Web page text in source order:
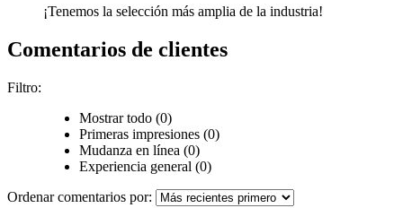
¡Tenemos la selección más amplia de la industria!
Comentarios de clientes
Filtro:
Mostrar todo (0)
Primeras impresiones (0)
Mudanza en línea (0)
Experiencia general (0)
Ordenar comentarios por: